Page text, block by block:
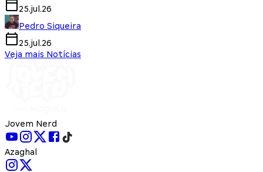
25.jul.26
Pedro Siqueira
25.jul.26
Veja mais Notícias
Jovem Nerd
Azaghal